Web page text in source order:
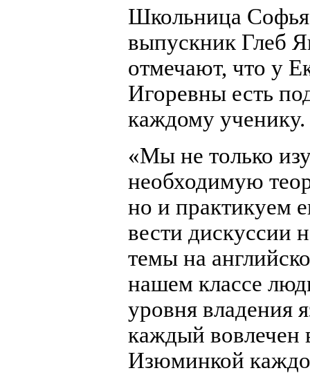
Школьница
выпускник Глеб
отмечают, что у
Игоревны есть
каждому ученику.
«Мы не только
необходимую
но и практикуем
вести дискуссии
темы на
нашем классе
уровня владения
каждый вовлечен
Изюминкой